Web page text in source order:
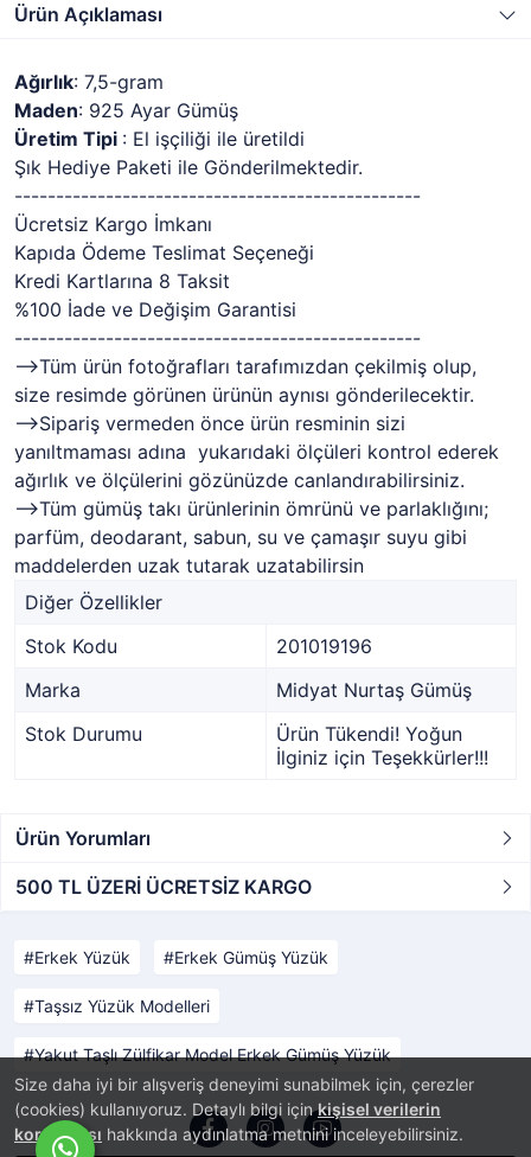
Size daha iyi bir alışveriş deneyimi sunabilmek için, çerezler
(cookies) kullanıyoruz. Detaylı bilgi içinkişisel verilerin
korunması hakkında aydınlatma metnini inceleyebilirsiniz.
Ürün Açıklaması
Ağırlık: 7,5-gram
Maden: 925 Ayar Gümüş
Üretim Tipi : El işçiliği ile üretildi
Şık Hediye Paketi ile Gönderilmektedir.
-------------------------------------------------
Ücretsiz Kargo İmkanı
Kapıda Ödeme Teslimat Seçeneği
Kredi Kartlarına 8 Taksit
%100 İade ve Değişim Garantisi
-------------------------------------------------
-->Tüm ürün fotoğrafları tarafımızdan çekilmiş olup,
size resimde görünen ürünün aynısı gönderilecektir.
-->Sipariş vermeden önce ürün resminin sizi
yanıltmaması adına yukarıdaki ölçüleri kontrol ederek
ağırlık ve ölçülerini gözünüzde canlandırabilirsiniz.
-->Tüm gümüş takı ürünlerinin ömrünü ve parlaklığını;
parfüm, deodarant, sabun, su ve çamaşır suyu gibi
maddelerden uzak tutarak uzatabilirsin
Diğer Özellikler
Stok Kodu
201019196
Marka
Midyat Nurtaş Gümüş
Stok Durumu
Ürün Tükendi! Yoğun
İlginiz için Teşekkürler!!!
Ürün Yorumları
500 TL ÜZERİ ÜCRETSİZ KARGO
Erkek Yüzük Erkek Gümüş Yüzük
Taşsız Yüzük Modelleri
Yakut Taşlı Zülfikar Model Erkek Gümüş Yüzük